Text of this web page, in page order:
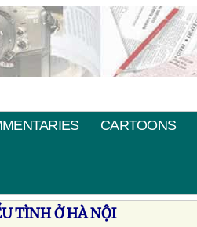
CARTOONS
TÌNH Ở HÀ NỘI